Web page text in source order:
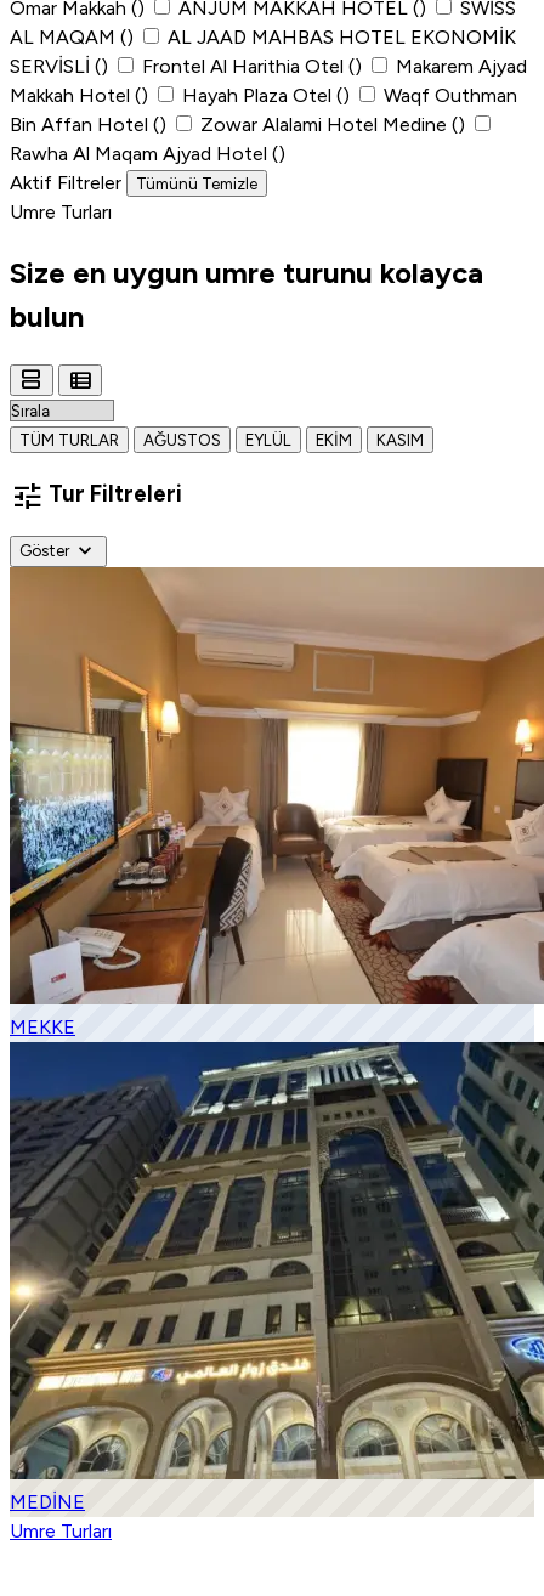
Omar Makkah () ANJUM MAKKAH HOTEL ()
SWİSS
AL MAQAM ()
AL JAAD MAHBAS HOTEL EKONOMİK
SERVİSLİ () Frontel Al Harithia Otel ()
Makarem Ajyad
Makkah Hotel () Hayah Plaza Otel ()
Waqf Outhman
Bin Affan Hotel () Zowar Alalami Hotel Medine ()
Rawha Al Maqam Ajyad Hotel ()
Aktif Filtreler
Tümünü Temizle
Umre Turları
Size en uygun umre turunu kolayca
bulun
view_agenda view_list
TÜM TURLAR AĞUSTOS EYLÜL EKIM KASIM
tune Tur Filtreleri
Göster expand_more
MEKKE
MEDİNE
Umre Turları